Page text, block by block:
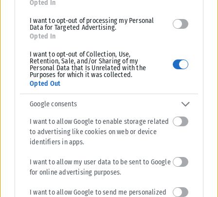
Opted In
I want to opt-out of processing my Personal
Data for Targeted Advertising.
Opted In
I want to opt-out of Collection, Use,
Retention, Sale, and/or Sharing of my
Personal Data that Is Unrelated with the
Purposes for which it was collected.
Opted Out
Google consents
I want to allow Google to enable storage related
to advertising like cookies on web or device
identifiers in apps.
I want to allow my user data to be sent to Google
for online advertising purposes.
I want to allow Google to send me personalized